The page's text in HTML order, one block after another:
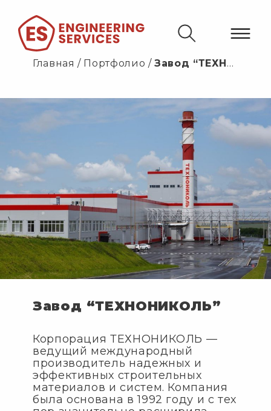
Главная / Портфолио /Завод “ТЕХНОНИКОЛЬ”
Завод “ТЕХНОНИКОЛЬ”
Корпорация ТЕХНОНИКОЛЬ —
ведущий международный
производитель надежных и
эффективных строительных
материалов и систем. Компания
была основана в 1992 году и с тех